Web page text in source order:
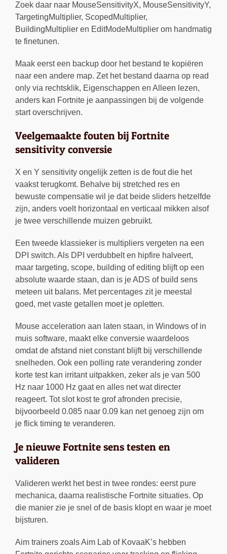
Zoek daar naar MouseSensitivityX, MouseSensitivityY,
TargetingMultiplier, ScopedMultiplier,
BuildingMultiplier en EditModeMultiplier om handmatig
te finetunen.
Maak eerst een backup door het bestand te kopiëren
naar een andere map. Zet het bestand daarna op read
only via rechtsklik, Eigenschappen en Alleen lezen,
anders kan Fortnite je aanpassingen bij de volgende
start overschrijven.
Veelgemaakte fouten bij Fortnite
sensitivity conversie
X en Y sensitivity ongelijk zetten is de fout die het
vaakst terugkomt. Behalve bij stretched res en
bewuste compensatie wil je dat beide sliders hetzelfde
zijn, anders voelt horizontaal en verticaal mikken alsof
je twee verschillende muizen gebruikt.
Een tweede klassieker is multipliers vergeten na een
DPI switch. Als DPI verdubbelt en hipfire halveert,
maar targeting, scope, building of editing blijft op een
absolute waarde staan, dan is je ADS of build sens
meteen uit balans. Met percentages zit je meestal
goed, met vaste getallen moet je opletten.
Mouse acceleration aan laten staan, in Windows of in
muis software, maakt elke conversie waardeloos
omdat de afstand niet constant blijft bij verschillende
snelheden. Ook een polling rate verandering zonder
korte test kan irritant uitpakken, zeker als je van 500
Hz naar 1000 Hz gaat en alles net wat directer
reageert. Tot slot kost te grof afronden precisie,
bijvoorbeeld 0.085 naar 0.09 kan net genoeg zijn om
je flick timing te veranderen.
Je nieuwe Fortnite sens testen en
valideren
Valideren werkt het best in twee rondes: eerst pure
mechanica, daarna realistische Fortnite situaties. Op
die manier zie je snel of de basis klopt en waar je moet
bijsturen.
Aim trainers zoals Aim Lab of KovaaK’s hebben